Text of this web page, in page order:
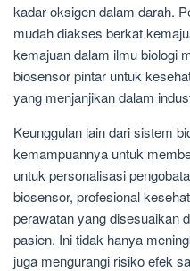
kadar oksigen dalam darah.
mudah diakses berkat
kemajuan dalam ilmu biologi
biosensor pintar untuk
yang menjanjikan dalam
Keunggulan lain dari sistem
kemampuannya untuk
untuk personalisasi
biosensor, profesional
perawatan yang disesuaikan
pasien. Ini tidak hanya
juga mengurangi risiko efek